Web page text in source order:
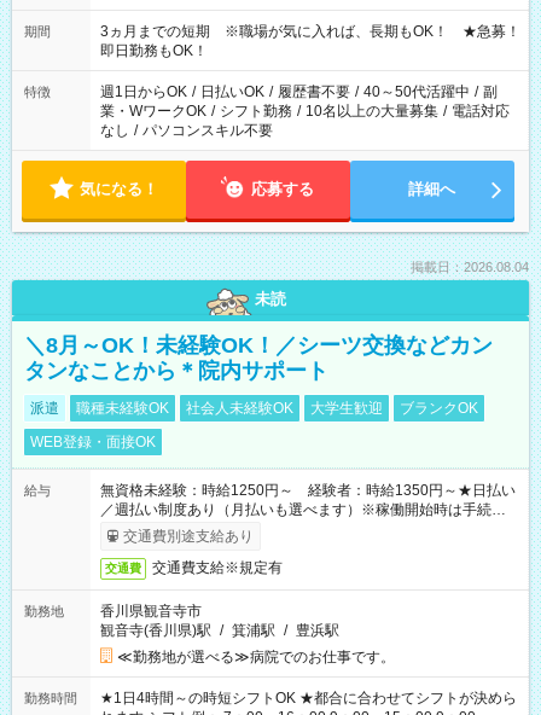
働く時間は調整できます！ お気軽に担当へ相談ください！
期間
3ヵ月までの短期 ※職場が気に入れば、長期もOK！ ★急募！
即日勤務もOK！
特徴 週1日からOK / 日払いOK / 履歴書不要 / 40～50代活躍中 / 副
業・WワークOK / シフト勤務 / 10名以上の大量募集 / 電話対応
なし / パソコンスキル不要
気になる！ 応募する 詳細へ
掲載日：2026.08.04
未読
＼8月～OK！未経験OK！／シーツ交換などカン
タンなことから＊院内サポート
派遣 職種未経験OK 社会人未経験OK 大学生歓迎
ブランクOK
WEB登録・面接OK
給与
無資格未経験：時給1250円～ 経験者：時給1350円～★日払い
／週払い制度あり（月払いも選べます）※稼働開始時は手続き完
了次第のお支払いとなります。
交通費別途支給あり
交通費 交通費支給※規定有
勤務地
香川県観音寺市
観音寺(香川県)駅 / 箕浦駅 / 豊浜駅
≪勤務地が選べる≫病院でのお仕事です。
勤務時間
★1日4時間～の時短シフトOK ★都合に合わせてシフトが決めら